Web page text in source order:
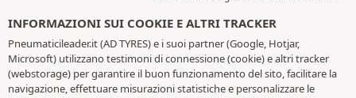
INFORMAZIONI SUI COOKIE E ALTRI TRACKER
Pneumaticileader.it (AD TYRES) e i suoi partner (Google, Hotjar,
Microsoft) utilizzano testimoni di connessione (cookie) e altri tracker
(webstorage) per garantire il buon funzionamento del sito, facilitare la
navigazione, effettuare misurazioni statistiche e personalizzare le